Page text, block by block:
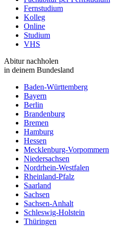
Fernstudium
Kolleg
Online
Studium
VHS
Abitur nachholen
in deinem Bundesland
Baden-Württemberg
Bayern
Berlin
Brandenburg
Bremen
Hamburg
Hessen
Mecklenburg-Vorpommern
Niedersachsen
Nordrhein-Westfalen
Rheinland-Pfalz
Saarland
Sachsen
Sachsen-Anhalt
Schleswig-Holstein
Thüringen